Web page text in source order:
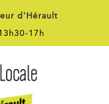
d'Hérault
17h